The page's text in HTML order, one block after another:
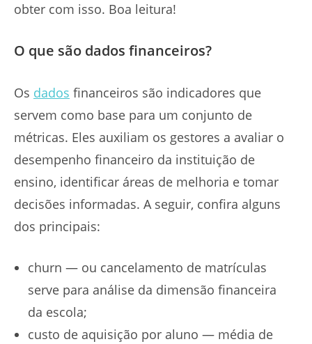
obter com isso. Boa leitura!
O que são dados financeiros?
Os dados financeiros são indicadores que
servem como base para um conjunto de
métricas. Eles auxiliam os gestores a avaliar o
desempenho financeiro da instituição de
ensino, identificar áreas de melhoria e tomar
decisões informadas. A seguir, confira alguns
dos principais:
churn — ou cancelamento de matrículas
serve para análise da dimensão financeira
da escola;
custo de aquisição por aluno — média de